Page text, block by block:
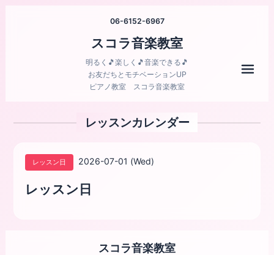
06-6152-6967
スコラ音楽教室
明るく🎵楽しく🎵音楽できる🎵
お友だちとモチベーションUP
ピアノ教室 スコラ音楽教室
レッスンカレンダー
レッスン日 2026-07-01 (Wed)
レッスン日
スコラ音楽教室